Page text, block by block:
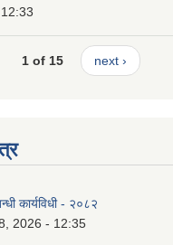
1 of 15 next ›
कार्यविधी - २०८२
2026 - 12:35